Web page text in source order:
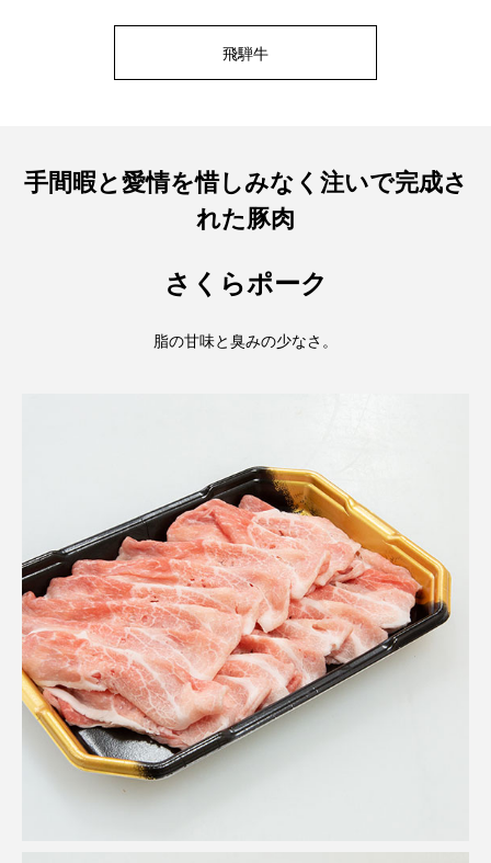
飛騨牛
手間暇と愛情を惜しみなく注いで完成さ
れた豚肉
さくらポーク
脂の甘味と臭みの少なさ。